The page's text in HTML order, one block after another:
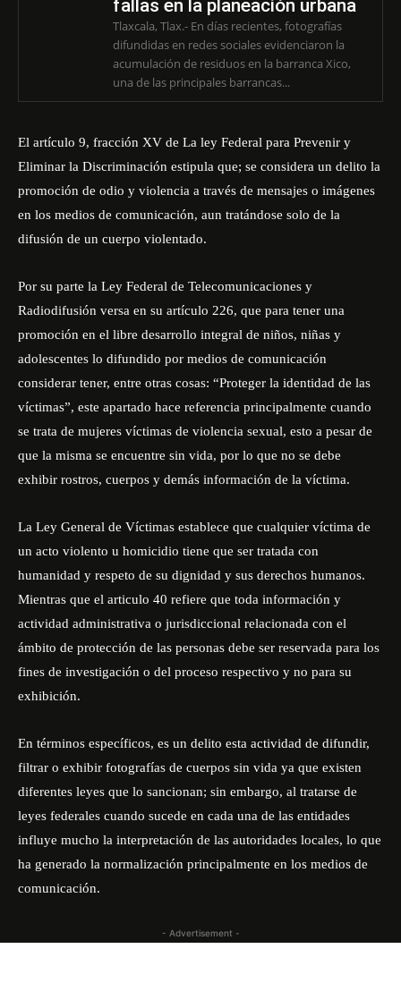
fallas en la planeación urbana
Tlaxcala, Tlax.- En días recientes, fotografías
difundidas en redes sociales evidenciaron la
acumulación de residuos en la barranca Xico,
una de las principales barrancas...
El artículo 9, fracción XV de La ley Federal para Prevenir y
Eliminar la Discriminación estipula que; se considera un delito la
promoción de odio y violencia a través de mensajes o imágenes
en los medios de comunicación, aun tratándose solo de la
difusión de un cuerpo violentado.
Por su parte la Ley Federal de Telecomunicaciones y
Radiodifusión versa en su artículo 226, que para tener una
promoción en el libre desarrollo integral de niños, niñas y
adolescentes lo difundido por medios de comunicación
considerar tener, entre otras cosas: “Proteger la identidad de las
víctimas”, este apartado hace referencia principalmente cuando
se trata de mujeres víctimas de violencia sexual, esto a pesar de
que la misma se encuentre sin vida, por lo que no se debe
exhibir rostros, cuerpos y demás información de la víctima.
La Ley General de Víctimas establece que cualquier víctima de
un acto violento u homicidio tiene que ser tratada con
humanidad y respeto de su dignidad y sus derechos humanos.
Mientras que el articulo 40 refiere que toda información y
actividad administrativa o jurisdiccional relacionada con el
ámbito de protección de las personas debe ser reservada para los
fines de investigación o del proceso respectivo y no para su
exhibición.
En términos específicos, es un delito esta actividad de difundir,
filtrar o exhibir fotografías de cuerpos sin vida ya que existen
diferentes leyes que lo sancionan; sin embargo, al tratarse de
leyes federales cuando sucede en cada una de las entidades
influye mucho la interpretación de las autoridades locales, lo que
ha generado la normalización principalmente en los medios de
comunicación.
- Advertisement -